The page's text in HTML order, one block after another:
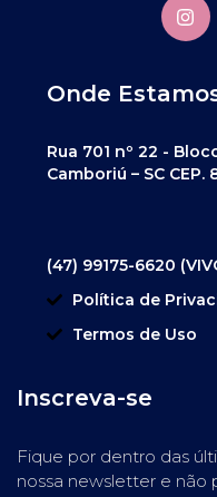
Onde
Rua 701 nº 22 -
Camboriú – SC CEP.
(47) 99175-6620
Política de
Termos de Uso
Inscreva-se
Fique por dentro das
nossa newsletter e não